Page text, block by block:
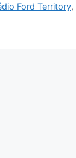
Ford Territory,